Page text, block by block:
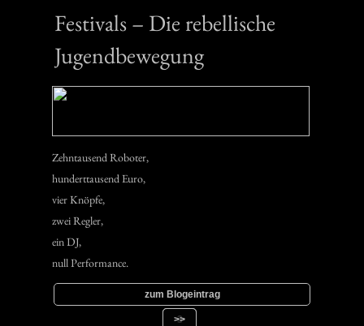
Festivals – Die rebellische
Jugendbewegung
Zehntausend Roboter,
hunderttausend Euro,
vier Knöpfe,
zwei Regler,
ein DJ,
null Performance.
zum Blogeintrag
1
2
3
>>